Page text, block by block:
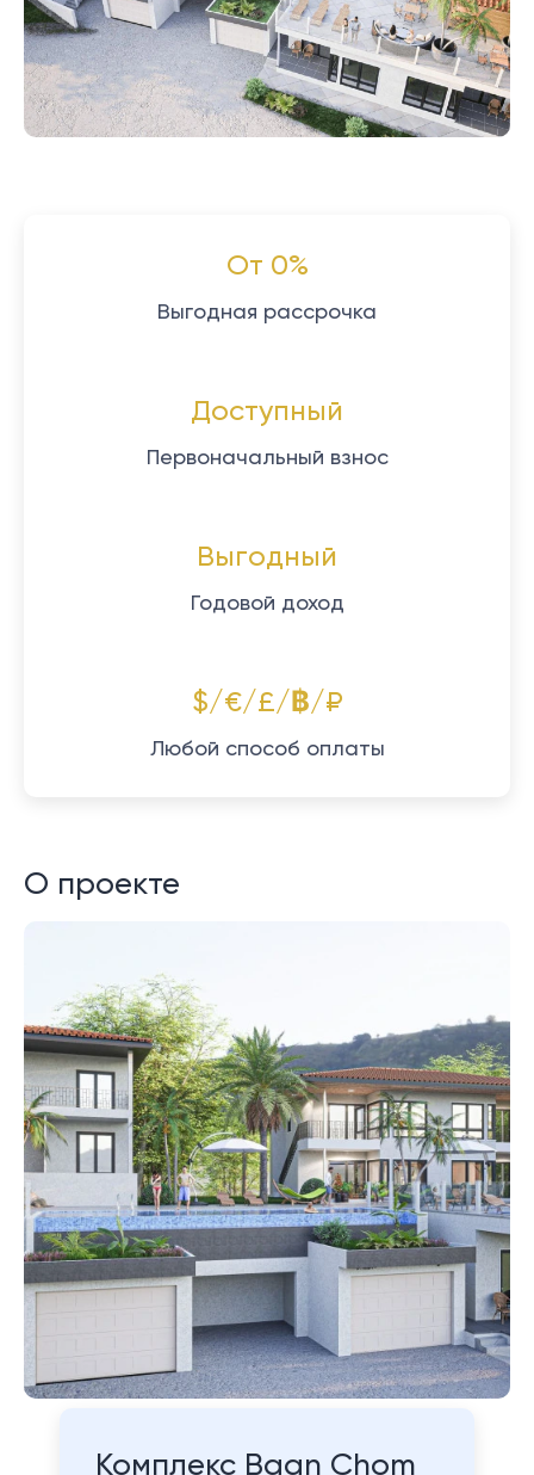
От 0%
Выгодная рассрочка
Доступный
Первоначальный взнос
Выгодный
Годовой доход
$/€/£/฿/₽
Любой способ оплаты
О проекте
Комплекс Baan Chom